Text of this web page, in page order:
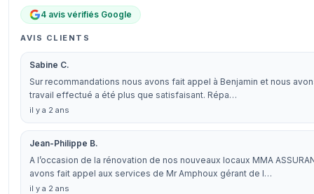
4 avis vérifiés Google
AVIS CLIENTS
Sabine C.
Sur recommandations nous avons fait appel à Benjamin et nous
travail effectué a été plus que satisfaisant. Répa…
il y a 2 ans
Jean-Philippe B.
A l’occasion de la rénovation de nos nouveaux locaux MMA
avons fait appel aux services de Mr Amphoux gérant de l…
il y a 2 ans